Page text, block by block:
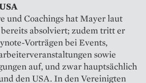
und ­Coachings hat Mayer laut
absolviert; zudem tritt er
­Vorträgen bei Events,
sowie
auf, und zwar hauptsächlich
den USA. In den Vereinigten